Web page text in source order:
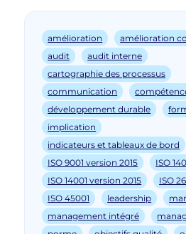
amélioration
amélioration
audit
audit interne
cartographie des processus
communication
développement durable
implication
indicateurs et tableaux de bord
ISO 9001 version 2015
ISO
ISO 14001 version 2015
ISO
ISO 45001
leadership
management intégré